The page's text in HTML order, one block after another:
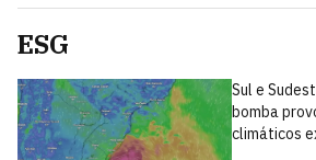
ESG
Sul e
bomba
climáticos